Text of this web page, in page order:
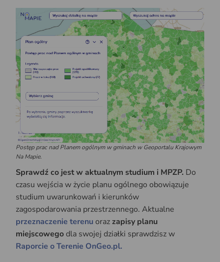
Postęp prac nad Planem ogólnym w gminach w Geoportalu Krajowym
Na Mapie.
Sprawdź co jest w aktualnym studium i MPZP. Do
czasu wejścia w życie planu ogólnego obowiązuje
studium uwarunkowań i kierunków
zagospodarowania przestrzennego. Aktualne
przeznaczenie terenu orazzapisy planu
miejscowegodla swojej działki sprawdzisz w
Raporcie o Terenie OnGeo.pl.